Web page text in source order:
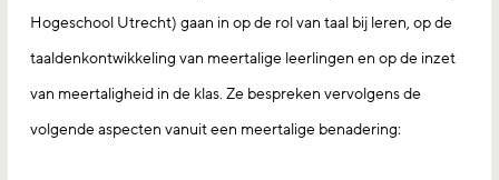
Hogeschool Utrecht) gaan in op de rol van taal bij leren, op de
taaldenkontwikkeling van meertalige leerlingen en op de inzet
van meertaligheid in de klas. Ze bespreken vervolgens de
volgende aspecten vanuit een meertalige benadering: